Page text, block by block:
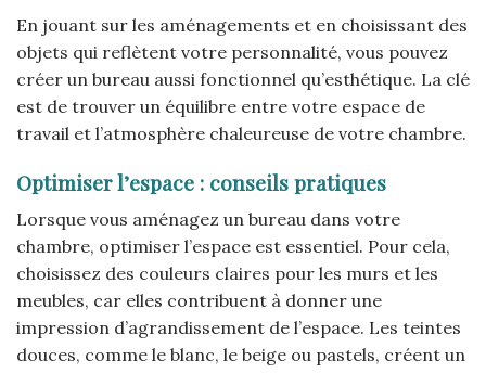
En jouant sur les aménagements et en choisissant des
objets qui reflètent votre personnalité, vous pouvez
créer un bureau aussi fonctionnel qu’esthétique. La clé
est de trouver un équilibre entre votre espace de
travail et l’atmosphère chaleureuse de votre chambre.
Optimiser l’espace : conseils pratiques
Lorsque vous aménagez un bureau dans votre
chambre, optimiser l’espace est essentiel. Pour cela,
choisissez des couleurs claires pour les murs et les
meubles, car elles contribuent à donner une
impression d’agrandissement de l’espace. Les teintes
douces, comme le blanc, le beige ou pastels, créent un